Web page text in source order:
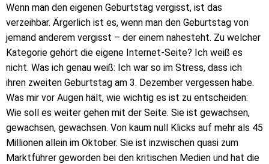
Wenn man den eigenen Geburtstag vergisst, ist das
verzeihbar. Ärgerlich ist es, wenn man den Geburtstag von
jemand anderem vergisst – der einem nahesteht. Zu welcher
Kategorie gehört die eigene Internet-Seite? Ich weiß es
nicht. Was ich genau weiß: Ich war so im Stress, dass ich
ihren zweiten Geburtstag am 3. Dezember vergessen habe.
Was mir vor Augen hält, wie wichtig es ist zu entscheiden:
Wie soll es weiter gehen mit der Seite. Sie ist gewachsen,
gewachsen, gewachsen. Von kaum null Klicks auf mehr als 45
Millionen allein im Oktober. Sie ist inzwischen quasi zum
Marktführer geworden bei den kritischen Medien und hat die